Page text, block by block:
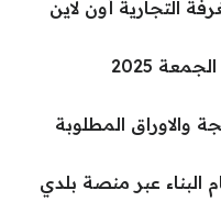
التجارية أون لاين
2025
والاوراق المطلوبة
البناء عبر منصة بلدي